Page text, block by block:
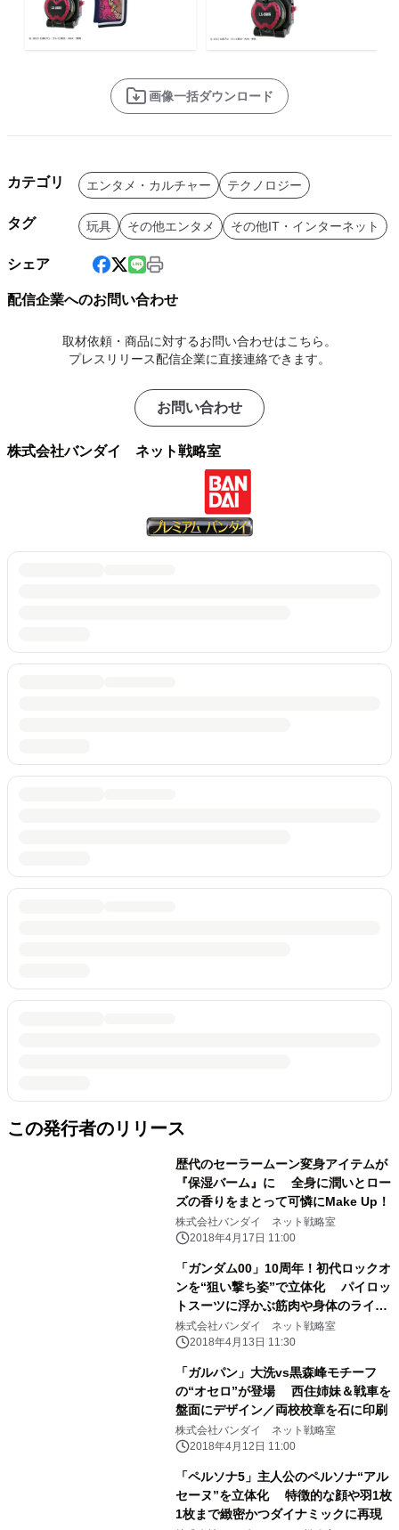
画像一括ダウンロード
カテゴリ エンタメ・カルチャー テクノロジー
タグ 玩具 その他エンタメ その他IT・インターネット
シェア
配信企業へのお問い合わせ
取材依頼・商品に対するお問い合わせはこちら。
プレスリリース配信企業に直接連絡できます。
お問い合わせ
株式会社バンダイ ネット戦略室
この発行者のリリース
歴代のセーラームーン変身アイテムが
『保湿バーム』に 全身に潤いとロー
ズの香りをまとって可憐にMake Up！
株式会社バンダイ ネット戦略室
2018年4月17日 11:00
「ガンダム00」10周年！初代ロックオ
ンを“狙い撃ち姿”で立体化 パイロッ
トスーツに浮かぶ筋肉や身体のライン
まで再現
株式会社バンダイ ネット戦略室
2018年4月13日 11:30
「ガルパン」大洗vs黒森峰モチーフ
の“オセロ”が登場 西住姉妹＆戦車を
盤面にデザイン／両校校章を石に印刷
株式会社バンダイ ネット戦略室
2018年4月12日 11:00
「ペルソナ5」主人公のペルソナ“アル
セーヌ”を立体化 特徴的な顔や羽1枚
1枚まで緻密かつダイナミックに再現